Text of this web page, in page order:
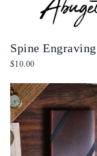
Spine Engraving
$10.00